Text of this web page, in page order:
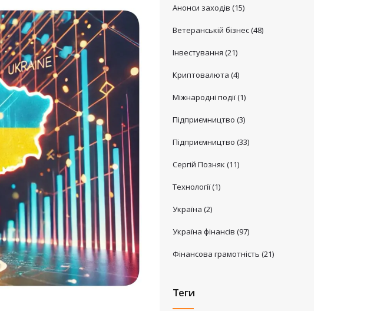
Анонси заходів (15)
Ветеранській бізнес(48)
Інвестування (21)
Криптовалюта (4)
Міжнародні події(1)
Підприємництво (3)
Підприємництво (33)
Сергій Позняк (11)
Технології(1)
Україна (2)
Україна фінансів (97)
Фінансова грамотність (21)
Теги